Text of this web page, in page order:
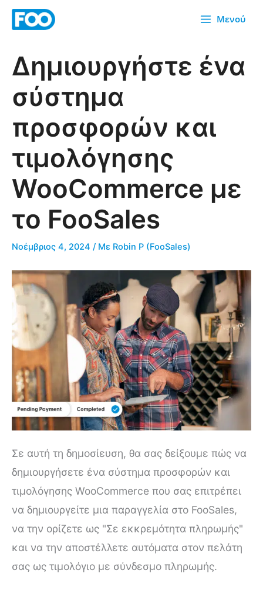
Μετάβαση
Μενού
Δημιουργήστε ένα
σύστημα
προσφορών και
τιμολόγησης
WooCommerce με
το FooSales
Νοέμβριος 4, 2024 / Με Robin P (FooSales)
Σε αυτή τη δημοσίευση, θα σας δείξουμε πώς να
δημιουργήσετε ένα σύστημα προσφορών και
τιμολόγησης WooCommerce που σας επιτρέπει
να δημιουργείτε μια παραγγελία στο FooSales,
να την ορίζετε ως "Σε εκκρεμότητα πληρωμής"
και να την αποστέλλετε αυτόματα στον πελάτη
σας ως τιμολόγιο με σύνδεσμο πληρωμής.